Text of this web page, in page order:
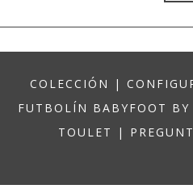
COLECCIÓN |
FUTBOLÍN BABYFOOT BY
TOULET
|